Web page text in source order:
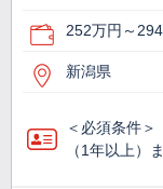
252万円～
新潟県
＜必須条件
（1年以上）